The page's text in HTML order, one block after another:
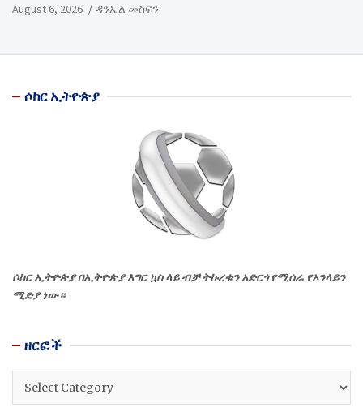
August 6, 2026 ዳንኤል መስፍን
ሶከር ኢትዮጵያ
ሶከር ኢትዮጵያ በኢትዮጵያ እግር ኳስ ላይ ብቻ ትኩረቱን አድርጎ የሚሰራ የኦንላይን
ሚድያ ነው።
ዘርፎች
ዘርፎች